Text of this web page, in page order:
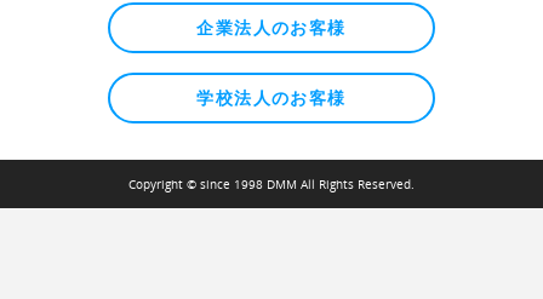
企業法人のお客様
学校法人のお客様
Copyright © since 1998 DMM All Rights Reserved.